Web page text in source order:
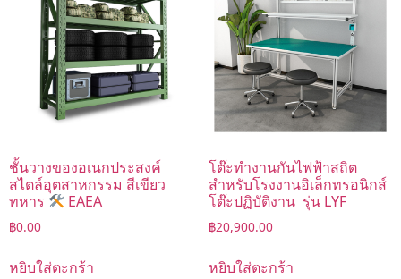
ชั้นวางของอเนกประสงค์
สไตล์อุตสาหกรรม สีเขียว
ทหาร
EAEA
฿0.00
หยิบใส่ตะกร้า
โต๊ะทำงานกันไฟฟ้าสถิต
สำหรับโรงงานอิเล็กทรอนิกส์
โต๊ะปฏิบัติงาน รุ่น LYF
฿20,900.00
หยิบใส่ตะกร้า